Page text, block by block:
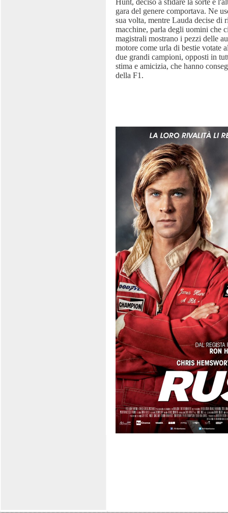
Hunt, deciso a sfidare la sorte e
gara del genere comportava. Ne
sua volta, mentre Lauda decise di
macchine, parla degli uomini che
magistrali mostrano i pezzi delle
motore come urla di bestie votate
due grandi campioni, opposti in
stima e amicizia, che hanno
della F1.